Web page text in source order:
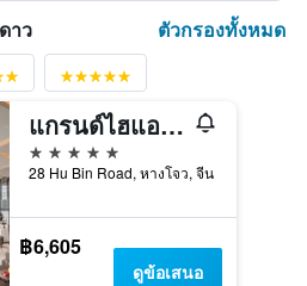
าว ตัวกรองทั้งหมด
แกรนด์ไฮแอท หางโจว
5 ดาว
28 Hu Bin Road, หางโจว, จีน
฿6,605
ดูข้อเสนอ